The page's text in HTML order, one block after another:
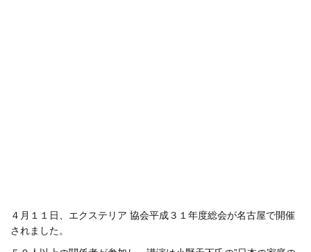
４月１１日、エクステリア 協会平成３１年度総会が名古屋で開催
されました。